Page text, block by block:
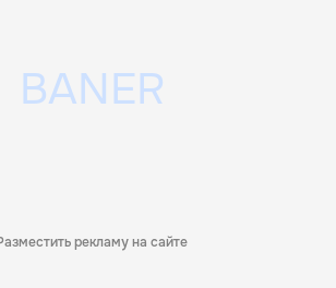
рекламу на сайте